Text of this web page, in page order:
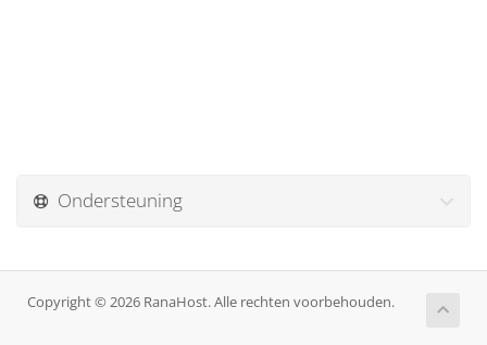
Ondersteuning
Copyright © 2026 RanaHost. Alle rechten voorbehouden.